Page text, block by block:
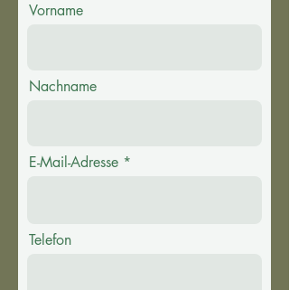
Vorname
Nachname
E-Mail-Adresse
Telefon